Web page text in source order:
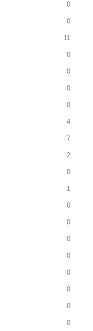
0
0
11
0
0
0
0
4
7
2
0
1
0
0
0
0
0
0
0
0